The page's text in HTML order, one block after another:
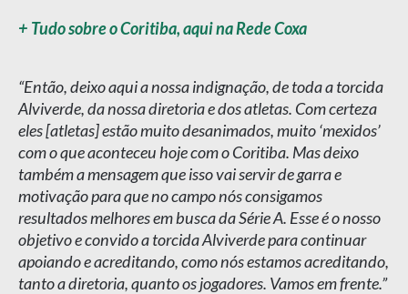
+ Tudo sobre o Coritiba, aqui na Rede Coxa
“Então, deixo aqui a nossa indignação, de toda a torcida
Alviverde, da nossa diretoria e dos atletas. Com certeza
eles [atletas] estão muito desanimados, muito ‘mexidos’
com o que aconteceu hoje com o Coritiba. Mas deixo
também a mensagem que isso vai servir de garra e
motivação para que no campo nós consigamos
resultados melhores em busca da Série A. Esse é o nosso
objetivo e convido a torcida Alviverde para continuar
apoiando e acreditando, como nós estamos acreditando,
tanto a diretoria, quanto os jogadores. Vamos em frente.”